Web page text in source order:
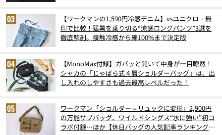
【ワークマンの1,590円冷感デニム】vsユニクロ・無
印で比較！猛暑を乗り切る“涼感ロングパンツ”3選を
徹底解剖。接触冷感から綿100%まで決定版
【MonoMax付録】ガバッと開いて中身が一目瞭然！
シャカの「じゃばら式４層ショルダーバッグ」は、出
し入れのしやすさも過去最高レベルだった！
ワークマン「ショルダー⇔リュックに変形」2,900円
の万能サブバッグ、ワイルドシングス“水に強い”初コ
ラボ付録…ほか【休日バッグの人気記事ランキングベ